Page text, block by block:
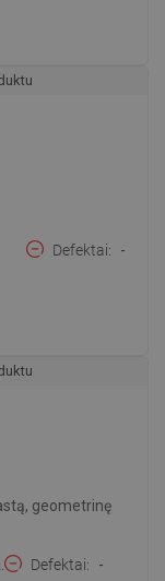
Defektai -
geometrinę
Defektai -